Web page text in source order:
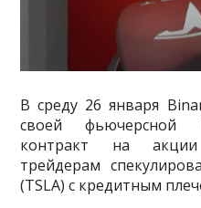
В среду 26 января
своей фьючерсной
контракт на
трейдерам
(TSLA) с кредитным